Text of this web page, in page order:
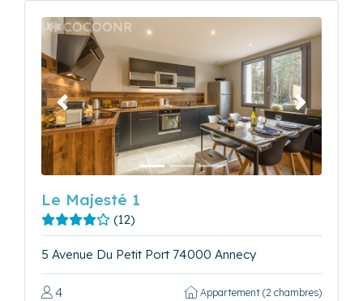
Précédent Suivant
Le Majesté 1
(12)
5 Avenue Du Petit Port 74000 Annecy
4 Appartement (2 chambres)